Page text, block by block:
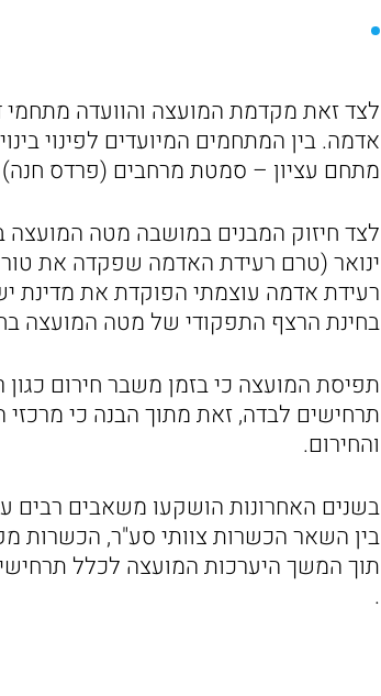
לצד זאת מקדמת המועצה והוועדה מתחמי
אדמה. בין המתחמים המיועדים לפינוי
מתחם עציון – סמטת מרחבים (פרדס
לצד חיזוק המבנים במושבה מטה המועצה
ינואר (טרם רעידת האדמה שפקדה את
רעידת אדמה עוצמתי הפוקדת את מדינת
בחינת הרצף התפקודי של מטה המועצה
תפיסת המועצה כי בזמן משבר חירום
תרחישים לבדה, זאת מתוך הבנה כי
והחירום.
בשנים האחרונות הושקעו משאבים רבים
בין השאר הכשרות צוותי סע"ר, הכשרות
תוך המשך היערכות המועצה לכלל
.